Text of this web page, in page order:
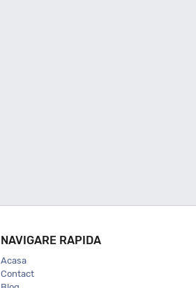
NAVIGARE RAPIDA
Acasa
Contact